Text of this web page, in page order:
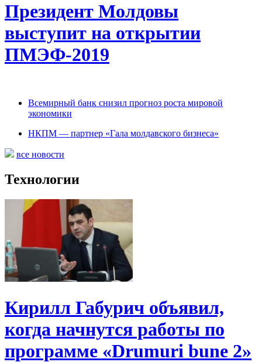
Президент Молдовы
выступит на открытии
ПМЭФ-2019
Всемирный банк снизил прогноз роста мировой
экономики
НКПМ — партнер «Гала молдавского бизнеса»
все новости
Технологии
Кирилл Габурич объявил,
когда начнутся работы по
программе «Drumuri bune 2»